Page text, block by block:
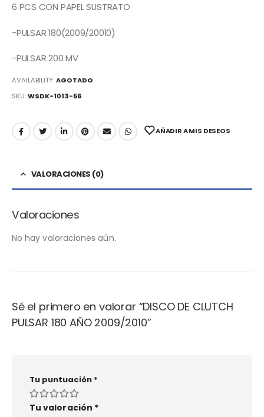
6 PCS CON PAPEL SUSTRATO
-PULSAR 180(2009/20010)
-PULSAR 200 MV
AVAILABILITY:AGOTADO
SKU:WSDK-1013-56
AÑADIR A MIS DESEOS
VALORACIONES (0)
Valoraciones
No hay valoraciones aún.
Sé el primero en valorar “DISCO DE CLUTCH
PULSAR 180 AÑO 2009/2010”
Tu puntuación *
Tu valoración *